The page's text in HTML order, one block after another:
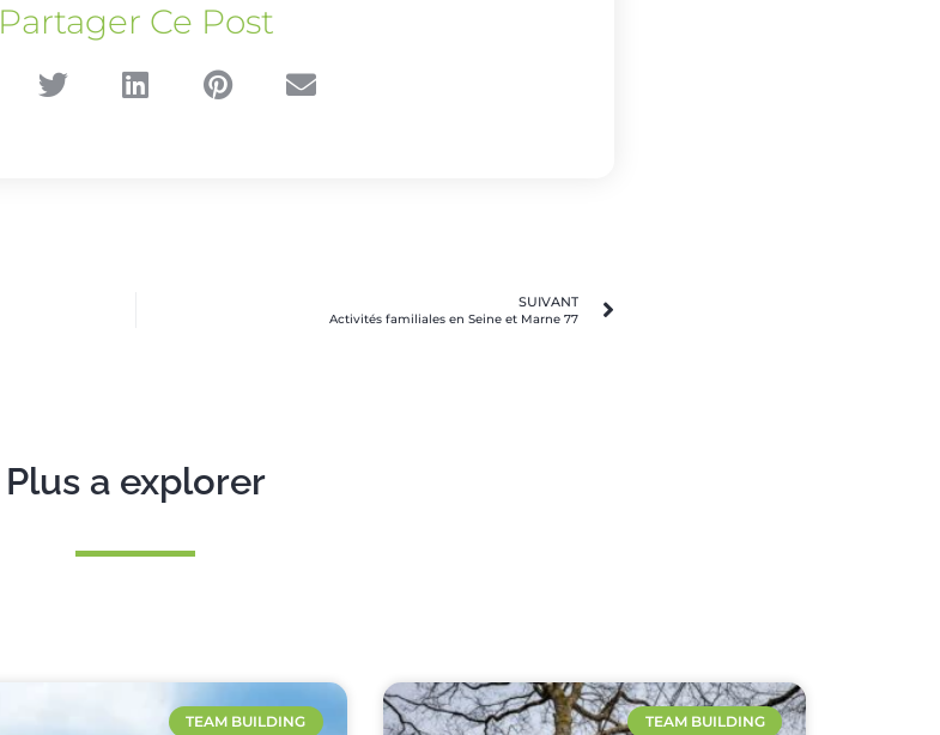
Partager Ce Post
SUIVANT
Activités familiales en Seine et Marne 77
Plus a explorer
TEAM BUILDING TEAM BUILDING